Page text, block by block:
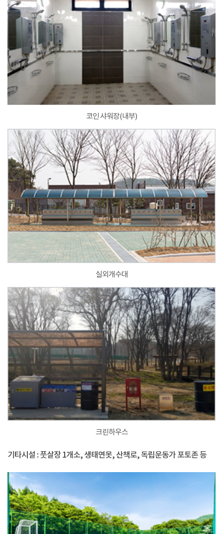
코인 샤워장(내부)
실외개수대
크린하우스
기타시설 : 풋살장 1개소, 생태연못, 산책로, 독립운동가 포토존 등